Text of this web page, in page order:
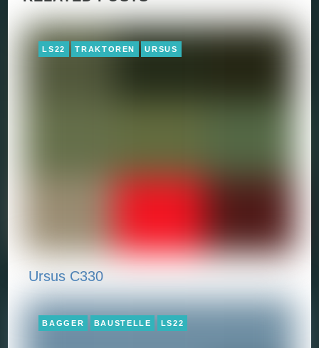
LS22 TRAKTOREN URSUS
Ursus C330
BAGGER BAUSTELLE LS22